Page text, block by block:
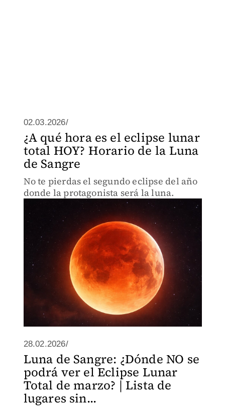
02.03.2026/
¿A qué hora es el eclipse lunar
total HOY? Horario de la Luna
de Sangre
No te pierdas el segundo eclipse del año
donde la protagonista será la luna.
28.02.2026/
Luna de Sangre: ¿Dónde NO se
podrá ver el Eclipse Lunar
Total de marzo? | Lista de
lugares sin...